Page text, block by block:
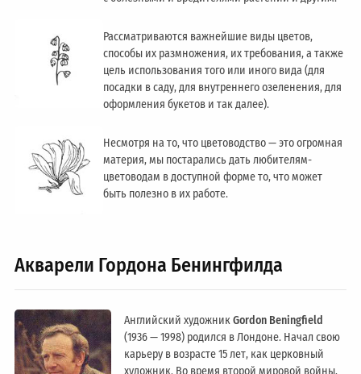
Рассматриваются важнейшие виды цветов,
способы их размножения, их требования, а также
цель использования того или иного вида (для
посадки в саду, для внутреннего озеленения, для
оформления букетов и так далее).
Несмотря на то, что цветоводство — это огромная
материя, мы постарались дать любителям-
цветоводам в доступной форме то, что может
быть полезно в их работе.
Акварели Гордона Бенингфилда
Английский художникGordon Beningfield
(1936 — 1998) родился в Лондоне. Начал свою
карьеру в возрасте 15 лет, как церковный